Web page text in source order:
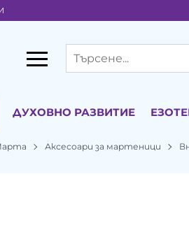
ДУХОВНО РАЗВИТИЕ
Аксесоари за мартеници